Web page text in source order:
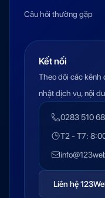
Câu hỏi thường gặp
Kết nối
Theo dõi các kênh
nhật dịch vụ, nội
0283 510
T2 - T7:
Liên hệ